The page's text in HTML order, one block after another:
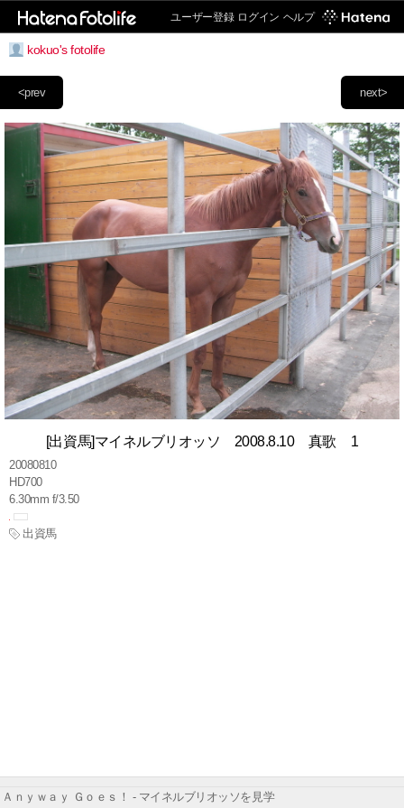
ユーザー登録 ログイン ヘルプ
kokuo's fotolife
next>
<prev
[出資馬]マイネルブリオッソ 2008.8.10 真歌 1
20080810
HD700
6.30mm f/3.50
出資馬
Ａｎｙｗａｙ Ｇｏｅｓ！ - マイネルブリオッソを見学